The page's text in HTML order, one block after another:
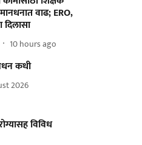
वाढ; ERO,
दिलासा
10 hours ago
कधी
2026
विविध